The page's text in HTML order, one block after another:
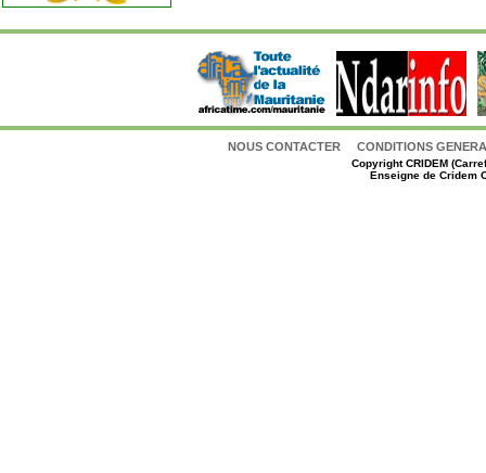
NOUS CONTACTER CONDITIONS
CopyrightCRIDEM
Enseigne de Cridem